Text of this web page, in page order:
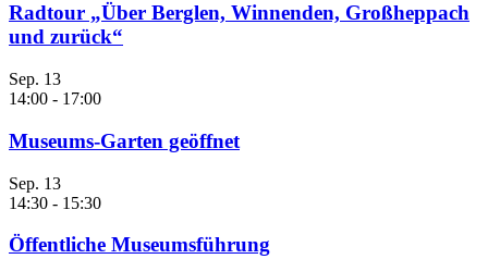
Radtour „Über Berglen, Winnenden, Großheppach
und zurück“
Sep. 13
14:00 - 17:00
Museums-Garten geöffnet
Sep. 13
14:30 - 15:30
Öffentliche Museumsführung